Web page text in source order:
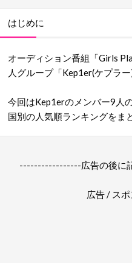
はじめに
オーディション番組「Girls
人グループ「Kep1er(ケプラ
今回はKep1erのメンバー9人
国別の人気順ランキングをま
-----------------広告の後に
広告 / ス